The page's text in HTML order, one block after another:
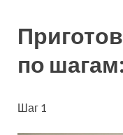
по шагам:
Шаг 1